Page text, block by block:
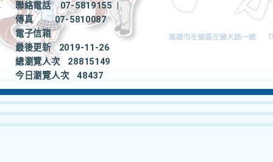
聯絡電話
07-5819155
|
傳真
07-5810087
電子信箱
最後更新
2019-11-26
總瀏覽人次
28815149
今日瀏覽人次
48437